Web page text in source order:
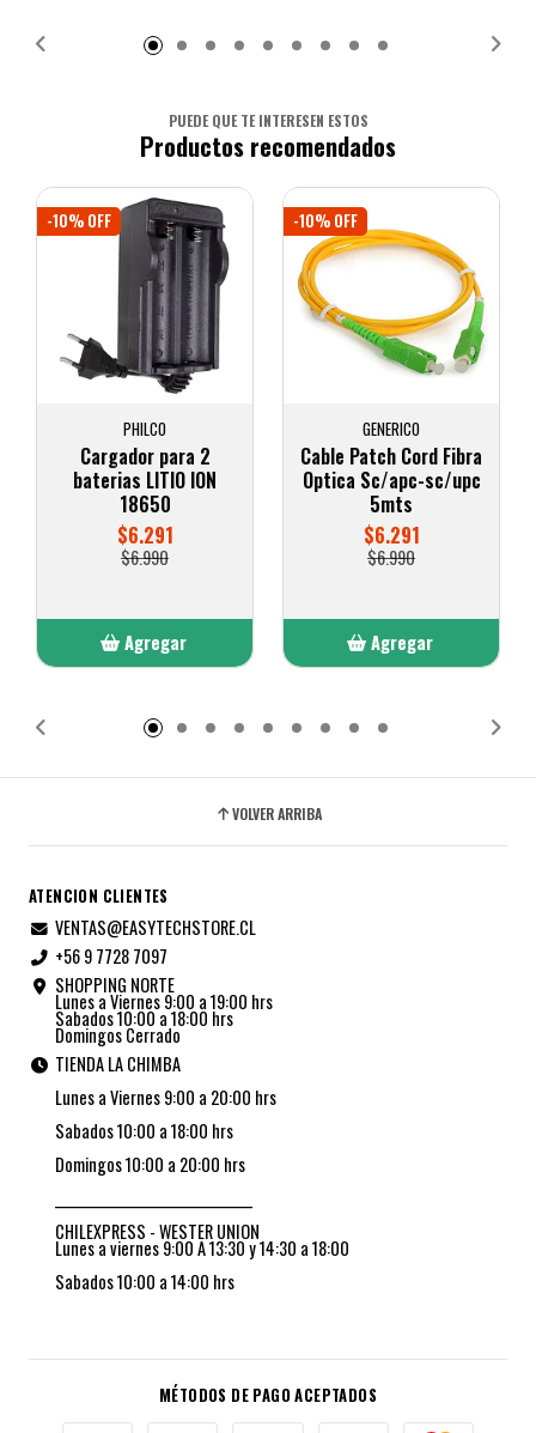
PUEDE QUE TE INTERESEN ESTOS
Productos recomendados
-10% OFF
PHILCO
Cargador para 2
baterias LITIO ION
18650
$6.291
$6.990
Agregar
-10% OFF
GENERICO
Cable Patch Cord Fibra
Optica Sc/apc-sc/upc
5mts
$6.291
$6.990
Agregar
VOLVER ARRIBA
ATENCION CLIENTES
VENTAS@EASYTECHSTORE.CL
+56 9 7728 7097
SHOPPING NORTE
Lunes a Viernes 9:00 a 19:00 hrs
Sabados 10:00 a 18:00 hrs
Domingos Cerrado
TIENDA LA CHIMBA
Lunes a Viernes 9:00 a 20:00 hrs
Sabados 10:00 a 18:00 hrs
Domingos 10:00 a 20:00 hrs
CHILEXPRESS - WESTER UNION
Lunes a viernes 9:00 A 13:30 y 14:30 a 18:00
Sabados 10:00 a 14:00 hrs
MÉTODOS DE PAGO ACEPTADOS